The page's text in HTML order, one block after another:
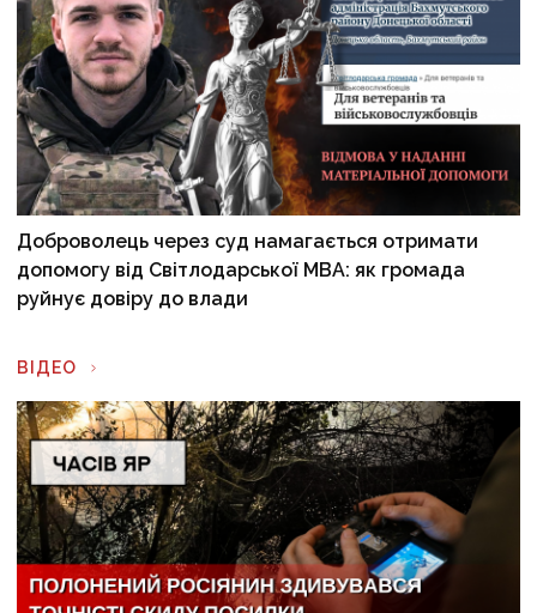
Доброволець через суд намагається отримати
допомогу від Світлодарської МВА: як громада
руйнує довіру до влади
ВІДЕО